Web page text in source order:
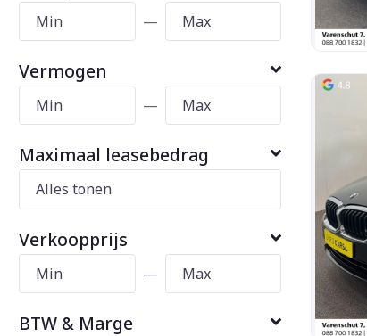
—
Vermogen
—
Maximaal leasebedrag
Verkoopprijs
—
BTW & Marge